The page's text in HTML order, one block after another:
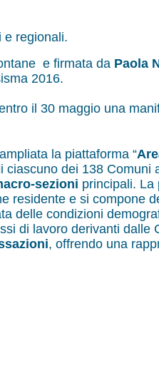
regionali.
e firmata da Paola
2016.
il 30 maggio una
la piattaforma “
dei 138 Comuni
sezioni principali. La
residente e si compone
delle condizioni
di lavoro derivanti dalle
, offrendo una